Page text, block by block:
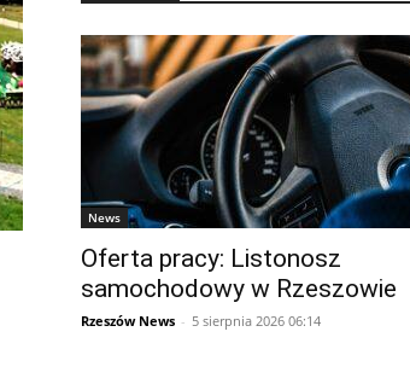
News
Oferta pracy: Listonosz
samochodowy w Rzeszowie
Rzeszów News - 5 sierpnia 2026 06:14